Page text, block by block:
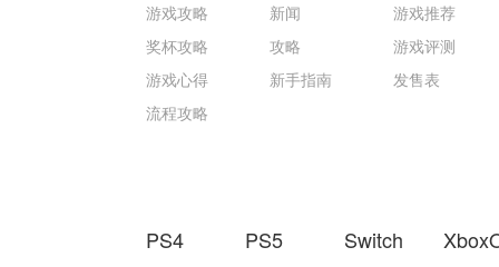
游戏攻略
奖杯攻略
游戏心得
流程攻略
新闻
攻略
新手指南
游戏推荐
游戏评测
发售表
PS4 PS5 Switch